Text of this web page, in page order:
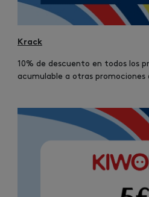
Krack
10% de descuento en todos los
acumulable a otras promociones
Image